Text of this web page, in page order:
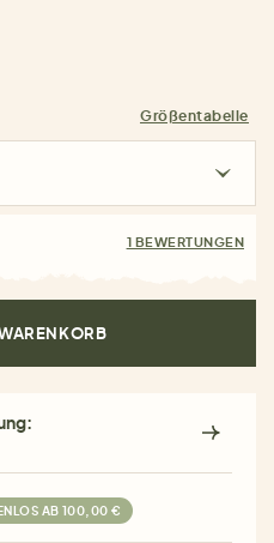
Größentabelle
1 BEWERTUNGEN
AB 100,00 €